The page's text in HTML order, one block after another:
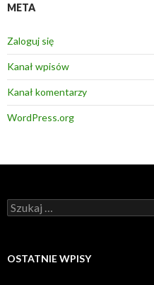
META
Zaloguj się
Kanał wpisów
Kanał komentarzy
WordPress.org
Szukaj:
OSTATNIE WPISY